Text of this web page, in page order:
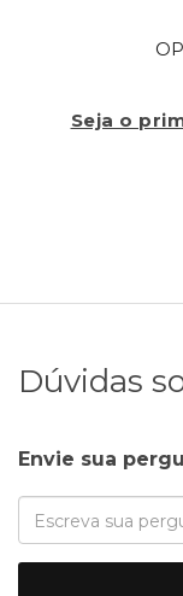
Seja o
Dúvidas
Envie sua